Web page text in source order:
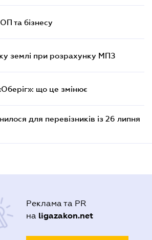
та бізнесу
землі при розрахунку МПЗ
що це змінює
для перевізників із 26 липня
Реклама та PR
на ligazakon.net